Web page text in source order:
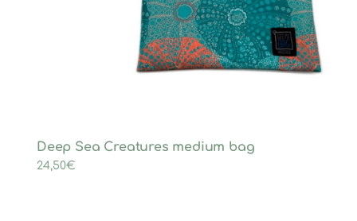
Deep Sea Creatures medium bag
24,50€